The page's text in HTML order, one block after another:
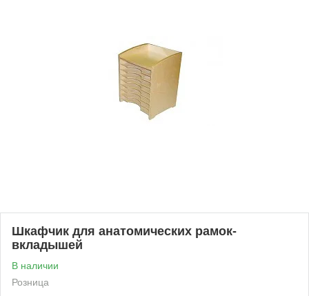
Шкафчик для анатомических рамок-
вкладышей
В наличии
Розница